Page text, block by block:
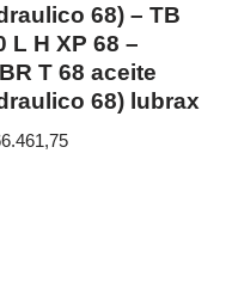
68) – TB
L H XP 68 –
T 68 aceite
68) lubrax